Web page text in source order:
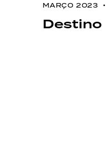
MARÇO 2023
Destino